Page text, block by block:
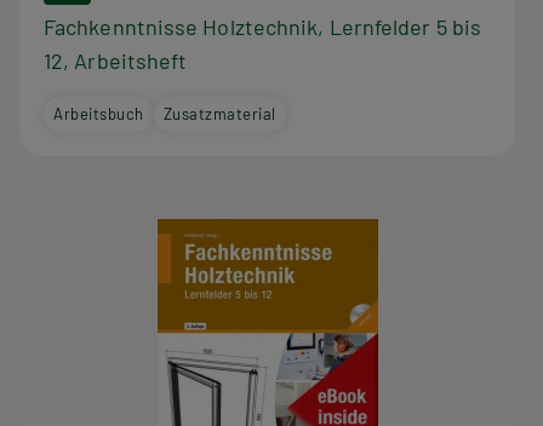
Fachkenntnisse Holztechnik, Lernfelder 5 bis
12, Arbeitsheft
Arbeitsbuch Zusatzmaterial